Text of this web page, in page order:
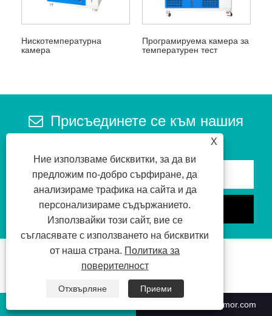
Нискотемпературна
камера
Програмируема камера за
температурен тест
Присъединете се към нашия
Последни новини
Какво е компактна камера за
X
Ние използваме бисквитки, за да ви
предложим по-добро сърфиране, да
анализираме трафика на сайта и да
персонализираме съдържанието.
Използвайки този сайт, вие се
съгласявате с използването на бисквитки
от наша страна. Политика за
поверителност
Отхвърляне
Приеми
sales@climatestsymor.com